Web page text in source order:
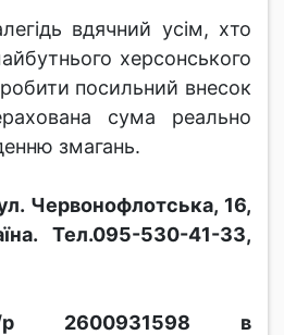
вдячний усім, хто
херсонського
посильний внесок
сума реально
змагань.
Червонофлотська, 16,
Тел.095-530-41-33,
р 2600931598 в